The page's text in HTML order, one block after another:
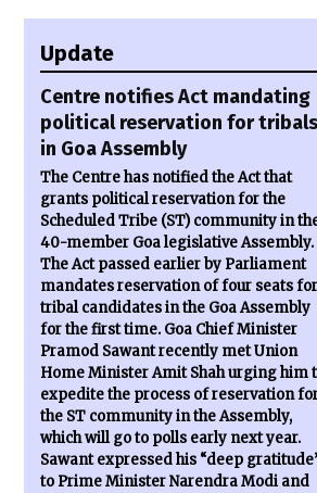
Update
Centre notifies Act mandating
political reservation for tribals
in Goa Assembly
The Centre has notified the Act that
grants political reservation for the
Scheduled Tribe (ST) community in
40-member Goa legislative Assembly.
The Act passed earlier by Parliament
mandates reservation of four seats for
tribal candidates in the Goa Assembly
for the first time. Goa Chief Minister
Pramod Sawant recently met Union
Home Minister Amit Shah urging him
expedite the process of reservation
the ST community in the Assembly,
which will go to polls early next year.
Sawant expressed his “deep
to Prime Minister Narendra Modi and